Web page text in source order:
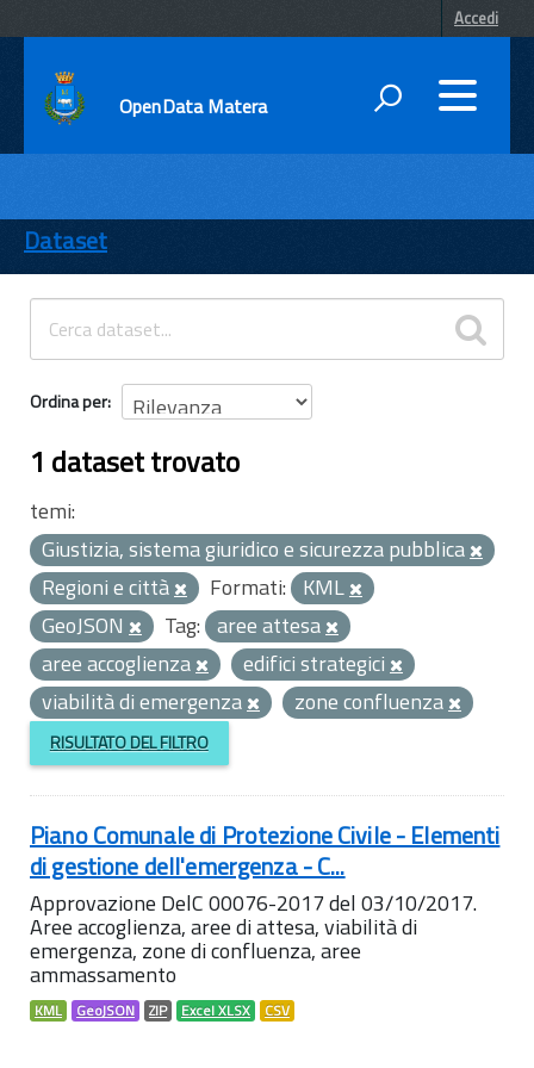
Accedi
OpenData Matera
ENTI
TEMI
INFORMAZIONI
Dataset
Ordina per
1 dataset trovato
temi:
Giustizia, sistema giuridico e sicurezza pubblica
Regioni e città
Formati: KML
GeoJSON
Tag: aree attesa
aree accoglienza
edifici strategici
viabilità di emergenza
zone confluenza
RISULTATO DEL FILTRO
Piano Comunale di Protezione Civile - Elementi
di gestione dell'emergenza - C...
Approvazione DelC 00076-2017 del 03/10/2017.
Aree accoglienza, aree di attesa, viabilità di
emergenza, zone di confluenza, aree
ammassamento
KML GeoJSON ZIP Excel XLSX CSV